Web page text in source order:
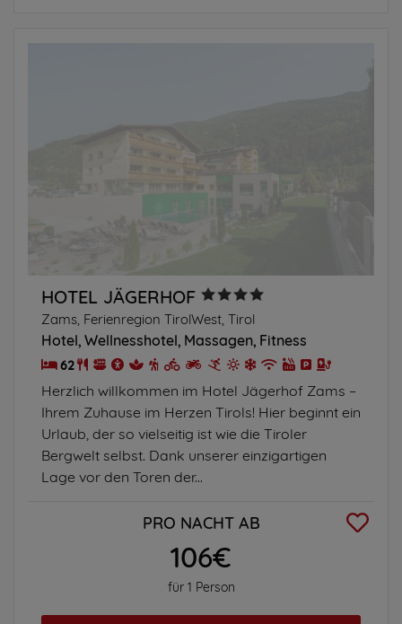
HOTEL JÄGERHOF
Zams, Ferienregion TirolWest, Tirol
Hotel Wellnesshotel Massagen Fitness
62
Herzlich willkommen im Hotel Jägerhof Zams –
Ihrem Zuhause im Herzen Tirols! Hier beginnt ein
Urlaub, der so vielseitig ist wie die Tiroler
Bergwelt selbst. Dank unserer einzigartigen
Lage vor den Toren der...
PRO NACHT AB
106€
für 1 Person